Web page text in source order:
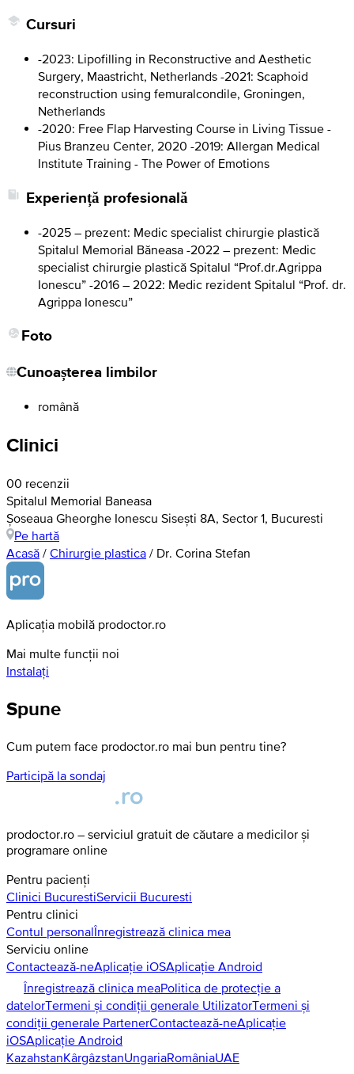
Cursuri
-2023: Lipofilling in Reconstructive and Aesthetic
Surgery, Maastricht, Netherlands -2021: Scaphoid
reconstruction using femuralcondile, Groningen,
Netherlands
-2020: Free Flap Harvesting Course in Living Tissue -
Pius Branzeu Center, 2020 -2019: Allergan Medical
Institute Training - The Power of Emotions
Experiență profesională
-2025 – prezent: Medic specialist chirurgie plastică
Spitalul Memorial Băneasa -2022 – prezent: Medic
specialist chirurgie plastică Spitalul “Prof.dr.Agrippa
Ionescu” -2016 – 2022: Medic rezident Spitalul “Prof. dr.
Agrippa Ionescu”
Foto
Cunoașterea limbilor
română
Clinici
00 recenzii
Spitalul Memorial Baneasa
Șoseaua Gheorghe Ionescu Sisești 8A, Sector 1, Bucuresti
Pe hartă
Acasă / Chirurgie plastica / Dr. Corina Stefan
Aplicația mobilă prodoctor.ro
Mai multe funcții noi
Instalați
Spune
Cum putem face prodoctor.ro mai bun pentru tine?
Participă la sondaj
prodoctor.ro – serviciul gratuit de căutare a medicilor și
programare online
Pentru pacienți
Clinici BucurestiServicii Bucuresti
Pentru clinici
Contul personalÎnregistrează clinica mea
Serviciu online
Contactează-neAplicație iOSAplicație Android
Înregistrează clinica meaPolitica de protecție a
datelorTermeni și condiții generale UtilizatorTermeni și
condiții generale PartenerContactează-neAplicație
iOSAplicație Android
KazahstanKârgâzstanUngariaRomâniaUAE